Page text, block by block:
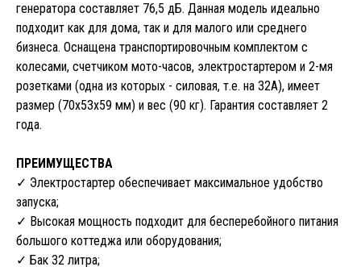
генератора составляет 76,5 дБ. Данная модель идеально
подходит как для дома, так и для малого или среднего
бизнеса. Оснащена транспортировочным комплектом с
колесами, счетчиком мото-часов, электростартером и 2-мя
розетками (одна из которых - силовая, т.е. на 32А), имеет
размер (70х53х59 мм) и вес (90 кг). Гарантия составляет 2
года.
ПРЕИМУЩЕСТВА
✓ Электростартер обеспечивает максимальное удобство
запуска;
✓ Высокая мощность подходит для бесперебойного питания
большого коттеджа или оборудования;
✓ Бак 32 литра;